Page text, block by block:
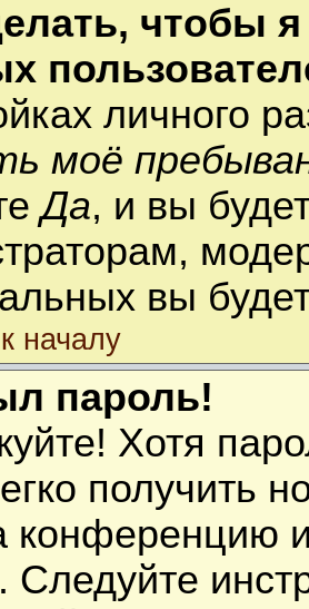
чтобы
личного
моё
Да, и вы
вы
началу
пароль!
Хотя
получить
конференцию
. Следуйте